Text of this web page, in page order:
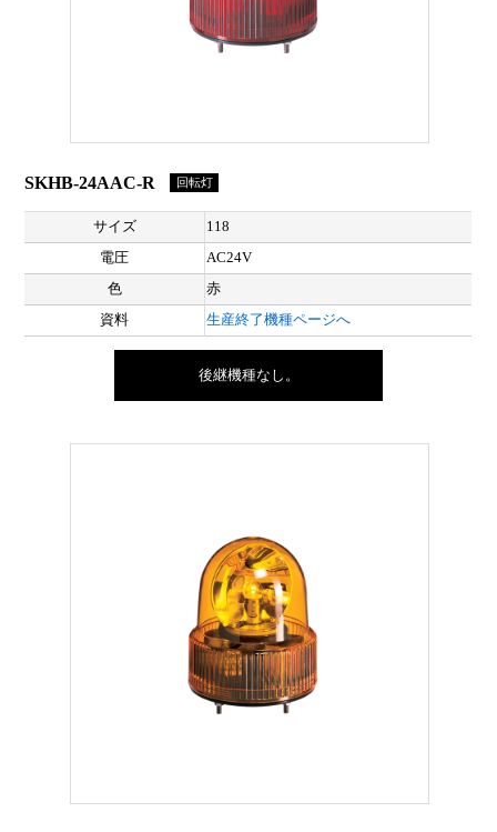
SKHB-24AAC-R 回転灯
サイズ
118
電圧
AC24V
色
赤
資料
生産終了機種ページへ
後継機種なし。